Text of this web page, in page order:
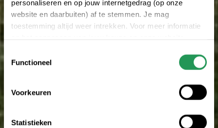
personaliseren en op jouw internetgedrag (op onze
website en daarbuiten) af te stemmen. Je mag
toestemming altijd weer intrekken. Voor meer informatie
Functioneel
Voorkeuren
Statistieken